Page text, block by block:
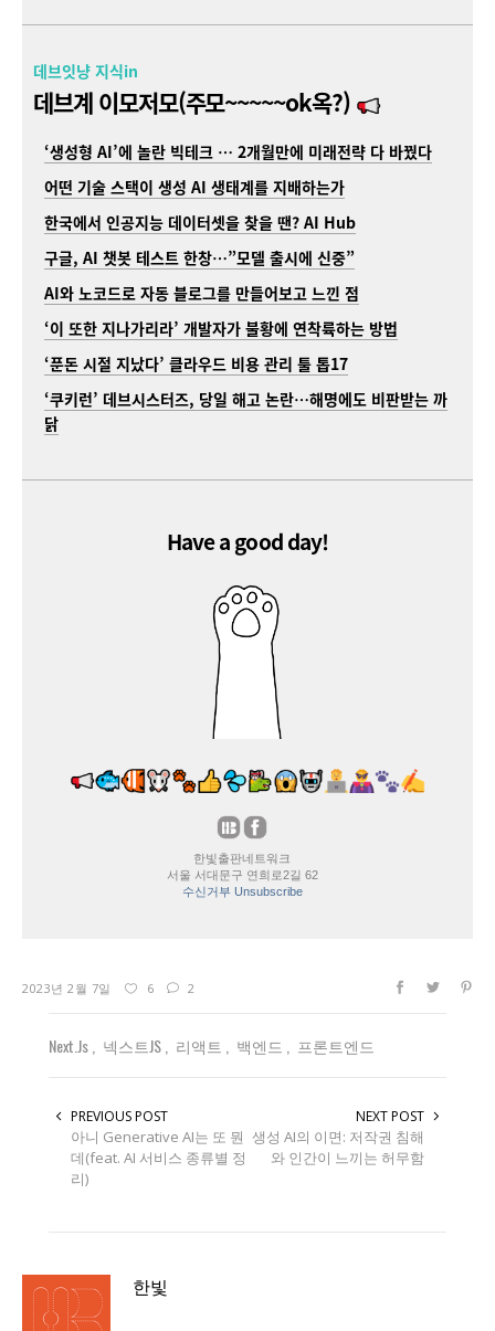
데브잇냥 지식in
데브계 이모저모(주모~~~~~ok옥?)
‘생성형 AI’에 놀란 빅테크 … 2개월만에 미래전략 다 바꿨다
어떤 기술 스택이 생성 AI 생태계를 지배하는가
한국에서 인공지능 데이터셋을 찾을 땐? AI Hub
구글, AI 챗봇 테스트 한창…”모델 출시에 신중”
AI와 노코드로 자동 블로그를 만들어보고 느낀 점
‘이 또한 지나가리라’ 개발자가 불황에 연착륙하는 방법
‘푼돈 시절 지났다’ 클라우드 비용 관리 툴 톱17
‘쿠키런’ 데브시스터즈, 당일 해고 논란…해명에도 비판받는 까
닭
Have a good day!
한빛출판네트워크
서울 서대문구 연희로2길 62
수신거부 Unsubscribe
2023년 2월 7일 6 2
Next.js 넥스트JS 리액트 백엔드 프론트엔드
PREVIOUS POST
아니 Generative AI는 또 뭔
데(feat. AI 서비스 종류별 정
리)
NEXT POST
생성 AI의 이면: 저작권 침해
와 인간이 느끼는 허무함
한빛